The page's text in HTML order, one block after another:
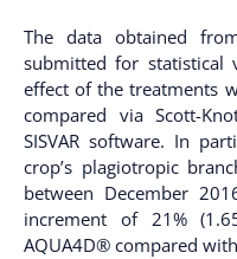
The data obtained
submitted for statistical
effect of the treatments
compared via Scott-
SISVAR software. In
crop’s plagiotropic
between December
increment of 21%
AQUA4D® compared